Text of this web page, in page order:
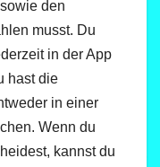
den
musst. Du
in der App
hast die
in einer
Wenn du
kannst du